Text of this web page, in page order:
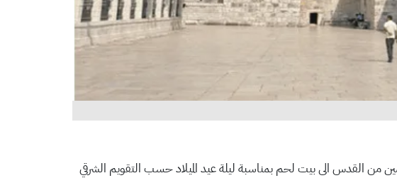
من القدس الى بيت لحم بمناسبة ليلة عيد الميلاد حسب التقويم الشرقي